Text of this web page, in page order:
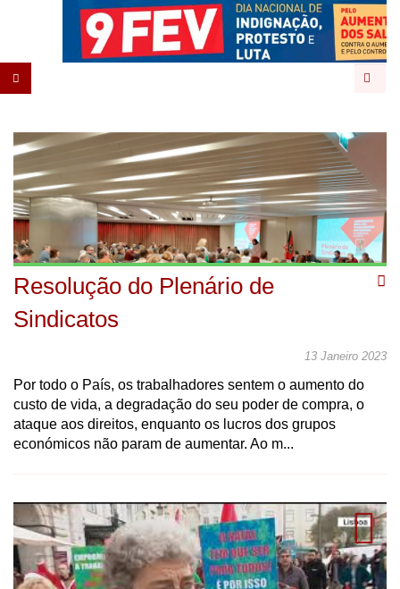
Resolução do Plenário de
Sindicatos
13 Janeiro 2023
Por todo o País, os trabalhadores sentem o aumento do
custo de vida, a degradação do seu poder de compra, o
ataque aos direitos, enquanto os lucros dos grupos
económicos não param de aumentar. Ao m...